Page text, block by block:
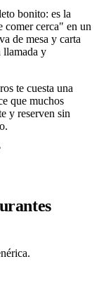
bonito: es la
comer cerca" en un
de mesa y carta
llamada y
te cuesta una
que muchos
y reserven sin